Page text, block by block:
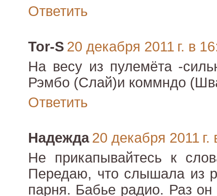
Ответить
Tor-S 20 декабря 2011 г. в
На весу из пулемёта -
Рэмбо (Слай)и коммндо
Ответить
Надежда 20 декабря 2011 г.
Не прикапывайтесь к
Передаю, что слышала из
парня. Бабье радио. Раз